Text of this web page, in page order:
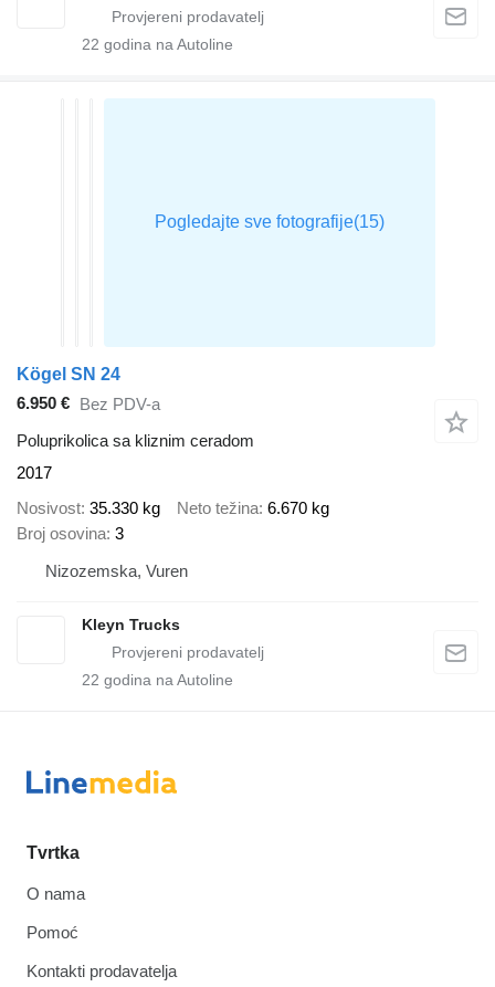
22 godina na Autoline
Kögel SN 24
6.950 € Bez PDV-a
Poluprikolica sa kliznim ceradom
2017
Nosivost 35.330 kg Neto težina 6.670 kg
Broj osovina 3
Nizozemska, Vuren
Kleyn Trucks
22 godina na Autoline
Tvrtka
O nama
Pomoć
Kontakti prodavatelja